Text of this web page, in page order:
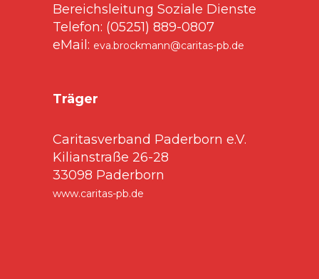
Bereichsleitung Soziale Dienste
Telefon: (05251) 889-0807
eMail: eva.brockmann@caritas-pb.de
Träger
Caritasverband Paderborn e.V.
Kilianstraße 26-28
33098 Paderborn
www.caritas-pb.de